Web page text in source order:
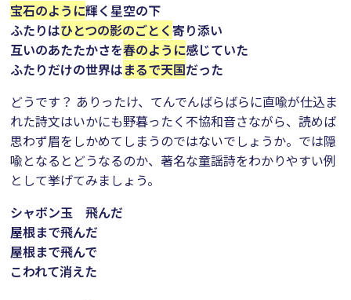
宝石のように輝く星空の下
ふたりはひとつの影のごとく寄り添い
互いのあたたかさを春のように感じていた
ふたりだけの世界はまるで天国だった
どうです？ ありったけ、てんでんばらばらに直喩が仕込ま
れた詩文はいかにも野暮ったく不協和音さながら、読めば
思わず眉をしかめてしまうのではないでしょうか。では隠
喩となるとどうなるのか、著名な童謡詩をわかりやすい例
として挙げてみましょう。
シャボン玉 飛んだ
屋根まで飛んだ
屋根まで飛んで
こわれて消えた